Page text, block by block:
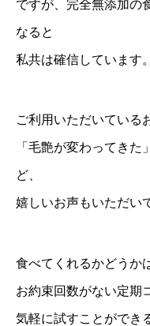
ですが、完全無添加の
なると
私共は確信しています。
ご利用いただいている
「毛艶が変わってき
ど、
嬉しいお声もいただい
食べてくれるかどうか
お約束回数がない定期
気軽に試すことができ